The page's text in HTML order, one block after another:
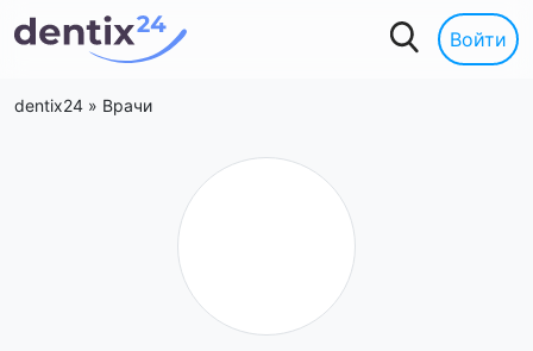
Войти
dentix24 » Врачи